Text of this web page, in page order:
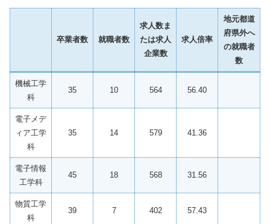
卒業者数 就職者数
求人数ま
たは求人
企業数
求人倍率
地元都道
府県外へ
の就職者
数
機械工学
科
35 10 564 56.40
電子メデ
ィア工学
科
35 14 579 41.36
電子情報
工学科
45 18 568 31.56
物質工学
科
39 7 402 57.43